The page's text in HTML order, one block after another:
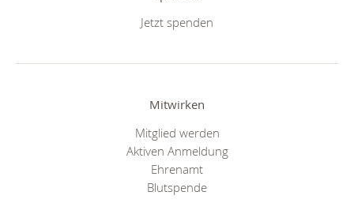
Jetzt spenden
Mitwirken
Mitglied werden
Aktiven Anmeldung
Ehrenamt
Blutspende